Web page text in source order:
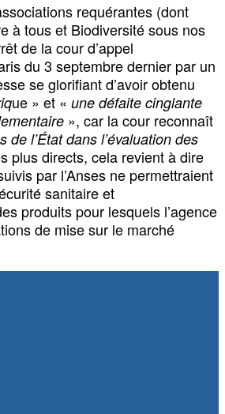
requérantes (dont
à tous et Biodiversité sous nos
de la cour d’appel
du 3 septembre dernier par un
se glorifiant d’avoir obtenu
ue » et « une défaite cinglante
», car la cour reconnaît
de l’État dans l’évaluation des
plus directs, cela revient à dire
par l’Anses ne permettraient
sanitaire et
produits pour lesquels l’agence
de mise sur le marché